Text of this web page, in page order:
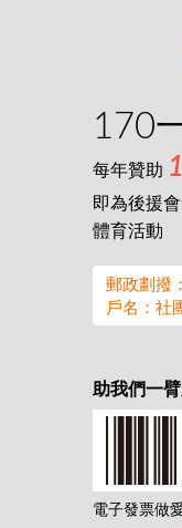
170
每年贊助
即為後援
體育活動
郵政劃撥
戶名：社
助我們一
電子發票做